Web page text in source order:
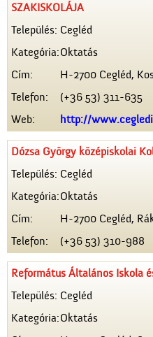
SZAKISKOLÁJA
Település: Cegléd
Kategória:Oktatás
Cím:
H-2700 Cegléd,
Telefon:
(+36 53) 311-635
Web:
http://
Dózsa György középiskolai
Település: Cegléd
Kategória:Oktatás
Cím:
H-2700 Cegléd,
Telefon:
(+36 53) 310-988
Református Általános Iskola
Település: Cegléd
Kategória:Oktatás